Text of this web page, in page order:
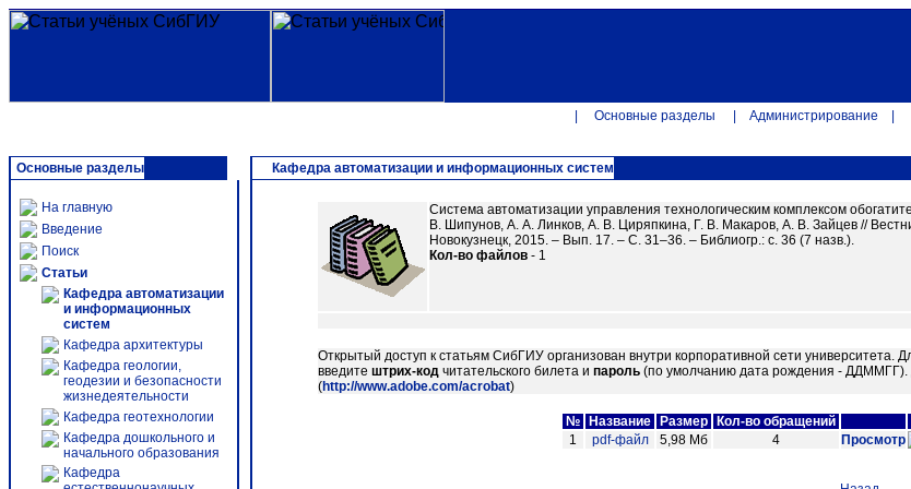
Основные разделы Администрирование
Основные разделы
На главную
Введение
Поиск
Статьи
Кафедра автоматизации
и информационных
систем
Кафедра архитектуры
Кафедра геологии,
геодезии и безопасности
жизнедеятельности
Кафедра геотехнологии
Кафедра дошкольного и
начального образования
Кафедра
Кафедра автоматизации и информационных систем
Система автоматизации управления технологическим комплексом
В. Шипунов, А. А. Линков, А. В. Циряпкина, Г. В. Макаров, А. В. Зайцев //
Новокузнецк, 2015. – Вып. 17. – С. 31–36. – Библиогр.: с. 36 (7 назв.).
Кол-во файлов - 1
Открытый доступ к статьям СибГИУ организован внутри корпоративной сети университета.
введите штрих-код читательского билета и пароль (по умолчанию дата рождения - ДДММГГ).
(http://www.adobe.com/acrobat)
№ Название Размер
Кол-во обращений
1
pdf-файл 5,98 Мб 4 Просмотр